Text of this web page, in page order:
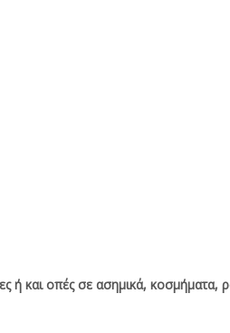
ή και οπές σε ασημικά, κοσμήματα,